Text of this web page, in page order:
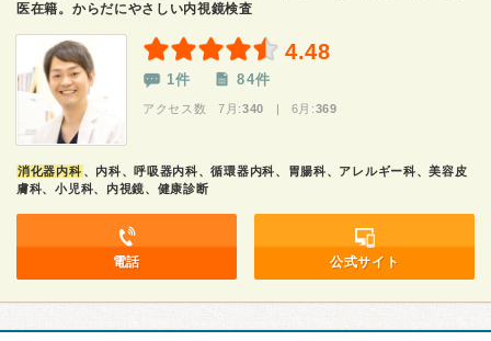
医在籍。からだにやさしい内視鏡検査
4.48
1件 84件
アクセス数 7月:340 | 6月:369
消化器内科 、内科、呼吸器内科、循環器内科、胃腸科、アレルギー科、美容皮
膚科、小児科、内視鏡、健康診断
電話 公式サイト